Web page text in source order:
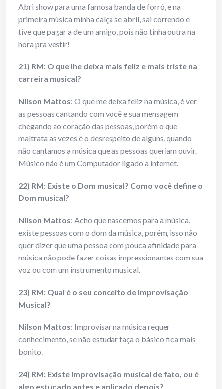
Abri show para uma famosa banda de forró, e na
primeira música minha calça se abril, sai correndo e
tive que pagar a de um amigo, pois não tinha outra na
hora pra vestir!
21) RM: O que lhe deixa mais feliz e mais triste na
carreira musical?
Nilson Mattos: O que me deixa feliz na música, é ver
as pessoas cantando com você e sua mensagem
chegando ao coração das pessoas, porém o que
maltrata as vezes é o desrespeito de alguns, quando
não cantamos a música que as pessoas queriam ouvir.
Músico não é um Computador ligado a internet.
22) RM: Existe o Dom musical? Como você define o
Dom musical?
Nilson Mattos: Acho que nascemos para a música,
existe pessoas com o dom da música, porém, isso não
quer dizer que uma pessoa com pouca afinidade para
música não pode fazer coisas impressionantes com sua
voz ou com um instrumento musical.
23) RM: Qual é o seu conceito de Improvisação
Musical?
Nilson Mattos: Improvisar na música requer
conhecimento, se não estudar faça o básico fica mais
bonito.
24) RM: Existe improvisação musical de fato, ou é
algo estudado antes e aplicado depois?